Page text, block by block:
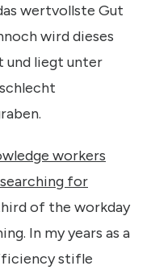
wertvollste Gut
wird dieses
liegt unter
workers
for
of the workday
In my years as a
stifle